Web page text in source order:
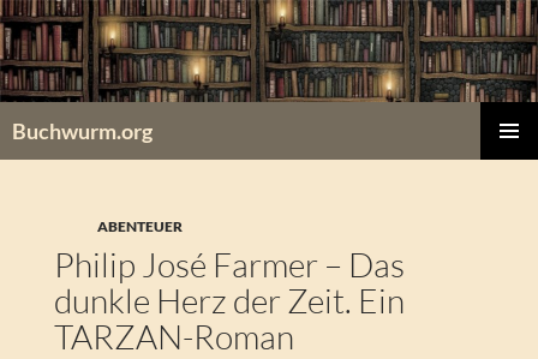
Zum
Inhalt
springen
Buchwurm.org
ABENTEUER
Philip José Farmer – Das
dunkle Herz der Zeit. Ein
TARZAN-Roman